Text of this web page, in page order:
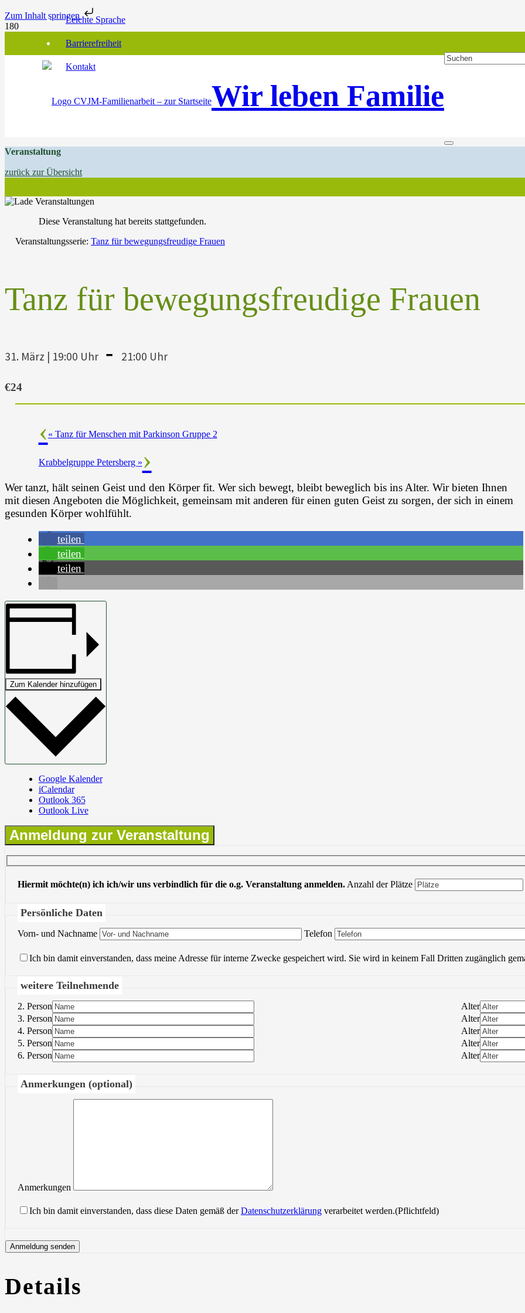
Zum Inhalt springenLeichte Sprache
Barrierefreiheit
Kontakt
Wir leben Familie
Veranstaltung
zurück zur Übersicht
Diese Veranstaltung hat bereits stattgefunden.
Veranstaltungsserie: Tanz für bewegungsfreudige Frauen
Tanz für bewegungsfreudige Frauen
31. März | 19:00 Uhr - 21:00 Uhr
€24
« Tanz für Menschen mit Parkinson Gruppe 2
Krabbelgruppe Petersberg »
Wer tanzt, hält seinen Geist und den Körper fit. Wer sich bewegt, bleibt beweglich bis ins Alter. Wir bieten Ihnen
mit diesen Angeboten die Möglichkeit, gemeinsam mit anderen für einen guten Geist zu sorgen, der sich in einem
gesunden Körper wohlfühlt.
teilen
teilen
teilen
Zum Kalender hinzufügen
Google Kalender
iCalendar
Outlook 365
Outlook Live
Anmeldung zur Veranstaltung
Hiermit möchte(n) ich ich/wir uns verbindlich für die o.g. Veranstaltung anmelden. Anzahl der Plätze
Persönliche Daten
Vorn- und Nachname Bitte lasse dieses Feld leer.
Telefon
Ich bin damit einverstanden, dass meine Adresse für interne Zwecke gespeichert wird. Sie wird in keinem Fall Dritten zugänglich
weitere Teilnehmende
2. Person
Alter
3. Person
Alter
4. Person
Alter
5. Person
Alter
6. Person
Alter
Anmerkungen (optional)
Anmerkungen
Ich bin damit einverstanden, dass diese Daten gemäß derDatenschutzerklärung verarbeitet werden.(Pflichtfeld)
Details